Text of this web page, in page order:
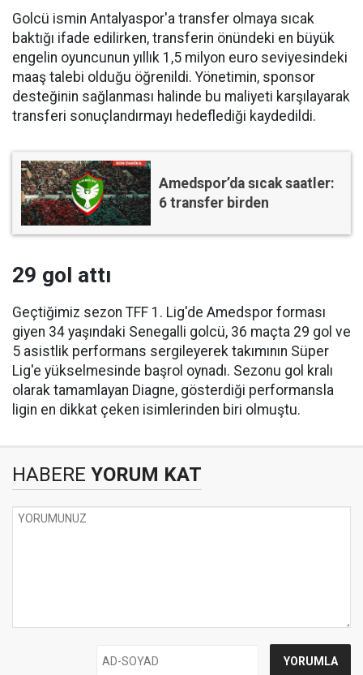
Golcü ismin Antalyaspor'a transfer olmaya sıcak
baktığı ifade edilirken, transferin önündeki en büyük
engelin oyuncunun yıllık 1,5 milyon euro seviyesindeki
maaş talebi olduğu öğrenildi. Yönetimin, sponsor
desteğinin sağlanması halinde bu maliyeti karşılayarak
transferi sonuçlandırmayı hedeflediği kaydedildi.
Amedspor’da sıcak saatler:
6 transfer birden
29 gol attı
Geçtiğimiz sezon TFF 1. Lig'de Amedspor forması
giyen 34 yaşındaki Senegalli golcü, 36 maçta 29 gol ve
5 asistlik performans sergileyerek takımının Süper
Lig'e yükselmesinde başrol oynadı. Sezonu gol kralı
olarak tamamlayan Diagne, gösterdiği performansla
ligin en dikkat çeken isimlerinden biri olmuştu.
HABERE YORUM KAT